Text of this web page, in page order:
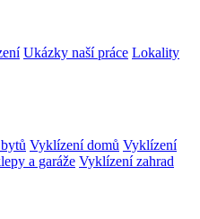
Ukázky naší práce Lokality
Vyklízení domů Vyklízení
a garáže Vyklízení zahrad